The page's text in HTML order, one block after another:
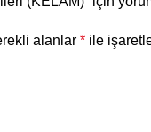
alanlar * ile